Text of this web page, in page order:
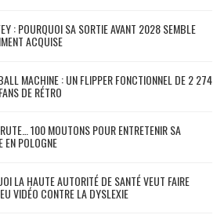
: POURQUOI SA SORTIE AVANT 2028 SEMBLE
ACQUISE
MACHINE : UN FLIPPER FONCTIONNEL DE 2 274
DE RÉTRO
100 MOUTONS POUR ENTRETENIR SA
EN POLOGNE
LA HAUTE AUTORITÉ DE SANTÉ VEUT FAIRE
VIDÉO CONTRE LA DYSLEXIE